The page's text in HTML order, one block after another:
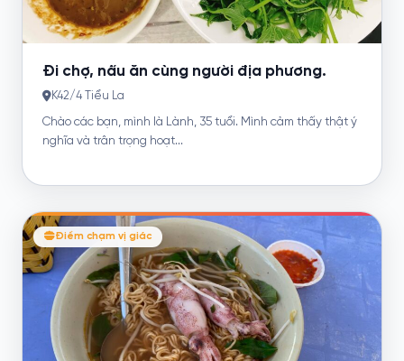
Đi chợ, nấu ăn cùng người địa phương.
K42/4 Tiểu La
Chào các bạn, mình là Lành, 35 tuổi. Mình cảm thấy thật ý
nghĩa và trân trọng hoạt...
Điểm chạm vị giác